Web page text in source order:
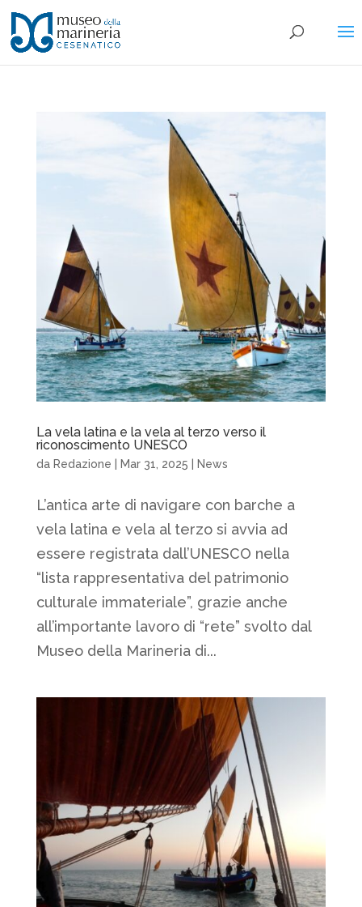
La vela latina e la vela al terzo verso il
riconoscimento UNESCO
da Redazione Mar 31, 2025 News
L’antica arte di navigare con barche a
vela latina e vela al terzo si avvia ad
essere registrata dall’UNESCO nella
“lista rappresentativa del patrimonio
culturale immateriale”, grazie anche
all’importante lavoro di “rete” svolto dal
Museo della Marineria di...